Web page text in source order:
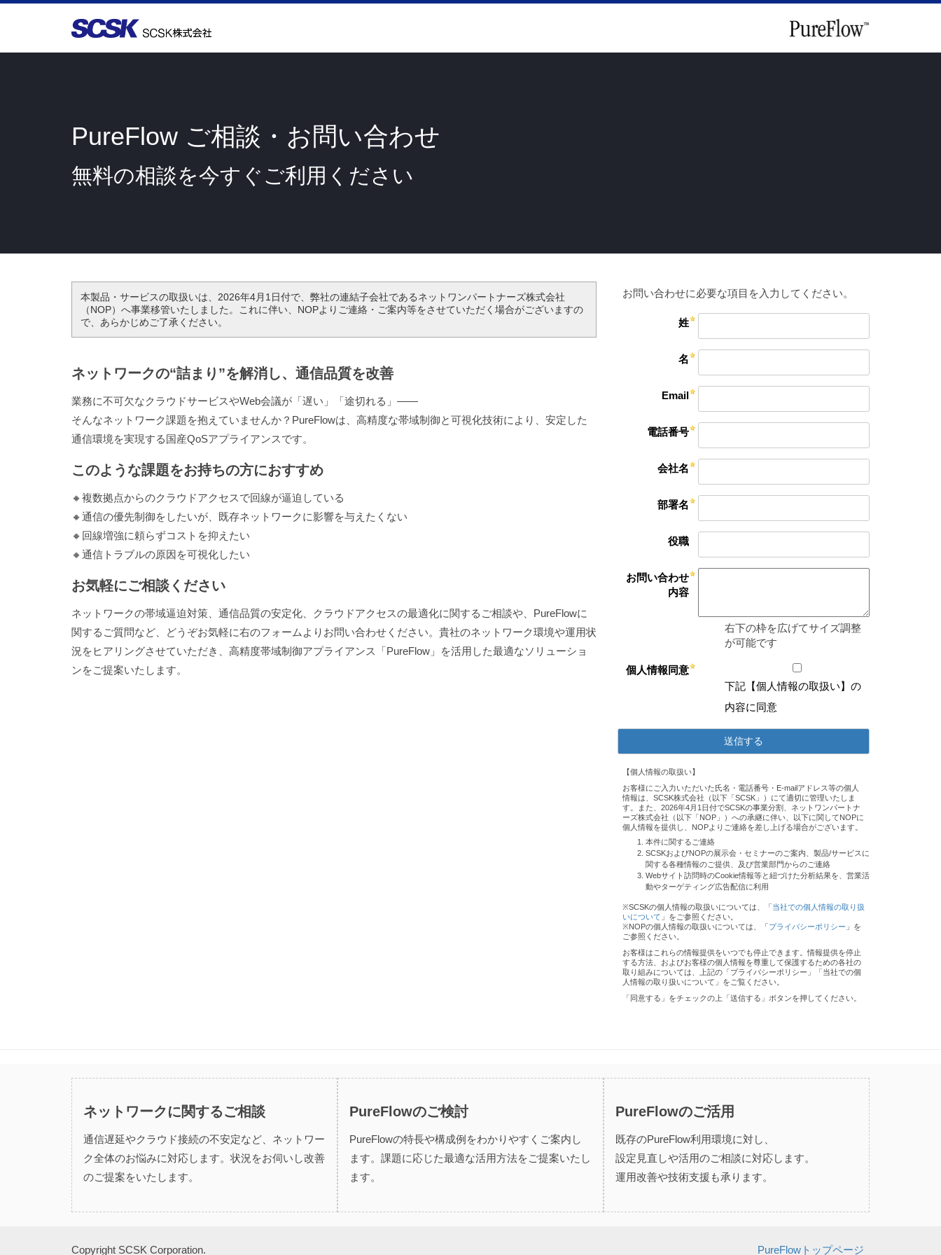
PureFlow ご相談・お問い合わせ
無料の相談を今すぐご利用ください
本製品・サービスの取扱いは、2026年4月1日付で、弊社の連結子会社であるネットワンパートナーズ株式会社
（NOP）へ事業移管いたしました。これに伴い、NOPよりご連絡・ご案内等をさせていただく場合がございますの
で、あらかじめご了承ください。
ネットワークの“詰まり”を解消し、通信品質を改善
業務に不可欠なクラウドサービスやWeb会議が「遅い」「途切れる」——
そんなネットワーク課題を抱えていませんか？PureFlowは、高精度な帯域制御と可視化技術により、安定した
通信環境を実現する国産QoSアプライアンスです。
このような課題をお持ちの方におすすめ
🔸複数拠点からのクラウドアクセスで回線が逼迫している
🔸通信の優先制御をしたいが、既存ネットワークに影響を与えたくない
🔸回線増強に頼らずコストを抑えたい
🔸通信トラブルの原因を可視化したい
お気軽にご相談ください
ネットワークの帯域逼迫対策、通信品質の安定化、クラウドアクセスの最適化に関するご相談や、PureFlowに
関するご質問など、どうぞお気軽に右のフォームよりお問い合わせください。貴社のネットワーク環境や運用状
況をヒアリングさせていただき、高精度帯域制御アプライアンス「PureFlow」を活用した最適なソリューショ
ンをご提案いたします。
お問い合わせに必要な項目を入力してください。
姓
名
Email
電話番号
会社名
部署名
役職
お問い合わせ
内容
右下の枠を広げてサイズ調整
が可能です
個人情報同意
下記【個人情報の取扱い】の
内容に同意
【個人情報の取扱い】
お客様にご入力いただいた氏名・電話番号・E-mailアドレス等の個人
情報は、SCSK株式会社（以下「SCSK」）にて適切に管理いたしま
す。また、2026年4月1日付でSCSKの事業分割、ネットワンパートナ
ーズ株式会社（以下「NOP」）への承継に伴い、以下に関してNOPに
個人情報を提供し、NOPよりご連絡を差し上げる場合がございます。
本件に関するご連絡
SCSKおよびNOPの展示会・セミナーのご案内、製品/サービスに
関する各種情報のご提供、及び営業部門からのご連絡
Webサイト訪問時のCookie情報等と紐づけた分析結果を、営業活
動やターゲティング広告配信に利用
※SCSKの個人情報の取扱いについては、「当社での個人情報の取り扱
いについて 」をご参照ください。
※NOPの個人情報の取扱いについては、「プライバシーポリシー 」を
ご参照ください。
お客様はこれらの情報提供をいつでも停止できます。情報提供を停止
する方法、およびお客様の個人情報を尊重して保護するための各社の
取り組みについては、上記の「プライバシーポリシー」「当社での個
人情報の取り扱いについて」をご覧ください。
「同意する」をチェックの上「送信する」ボタンを押してください。
ネットワークに関するご相談
通信遅延やクラウド接続の不安定など、ネットワー
ク全体のお悩みに対応します。状況をお伺いし改善
のご提案をいたします。
PureFlowのご検討
PureFlowの特長や構成例をわかりやすくご案内し
ます。課題に応じた最適な活用方法をご提案いたし
ます。
PureFlowのご活用
既存のPureFlow利用環境に対し、
設定見直しや活用のご相談に対応します。
運用改善や技術支援も承ります。
Copyright SCSK Corporation. PureFlowトップページ